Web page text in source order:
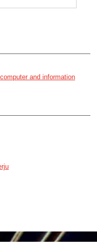
computer and information